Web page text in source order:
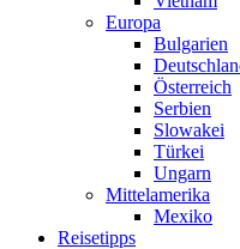
Europa
Bulgarien
Österreich
Serbien
Slowakei
Türkei
Ungarn
Mittelamerika
Mexiko
Reisetipps